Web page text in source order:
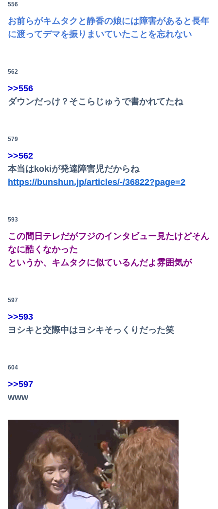
556
お前らがキムタクと静香の娘には障害があると長年
に渡ってデマを振りまいていたことを忘れない
562
>>556
ダウンだっけ？そこらじゅうで書かれてたね
579
>>562
本当はkokiが発達障害児だからね
https://bunshun.jp/articles/-/36822?page=2
593
この間日テレだがフジのインタビュー見たけどそん
なに酷くなかった
というか、キムタクに似ているんだよ雰囲気が
597
>>593
ヨシキと交際中はヨシキそっくりだった笑
604
>>597
www